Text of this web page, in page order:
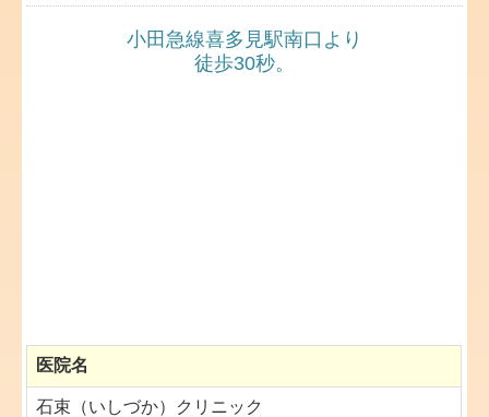
小田急線喜多見駅南口より
徒歩30秒。
医院名
石束（いしづか） クリニック